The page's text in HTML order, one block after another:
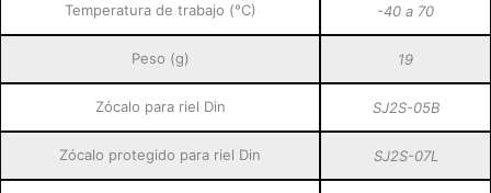
Temperatura de trabajo (°C) -40 a 70
Peso (g) 19
Zócalo para riel Din SJ2S-05B
Zócalo protegido para riel Din SJ2S-07L